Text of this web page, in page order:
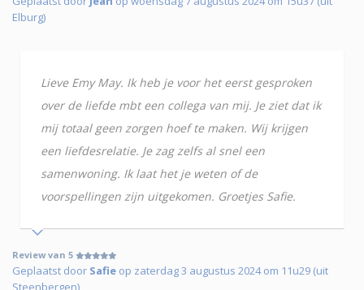
Elburg)
Lieve Emy May. Ik heb je voor het eerst gesproken
over de liefde mbt een collega van mij. Je ziet dat ik
mij totaal geen zorgen hoef te maken. Wij krijgen
een liefdesrelatie. Je zag zelfs al snel een
samenwoning. Ik laat het je weten of de
voorspellingen zijn uitgekomen. Groetjes Safie.
Review van 5
Geplaatst door Safie op zaterdag 3 augustus 2024 om 11u29 (uit
Steenbergen)